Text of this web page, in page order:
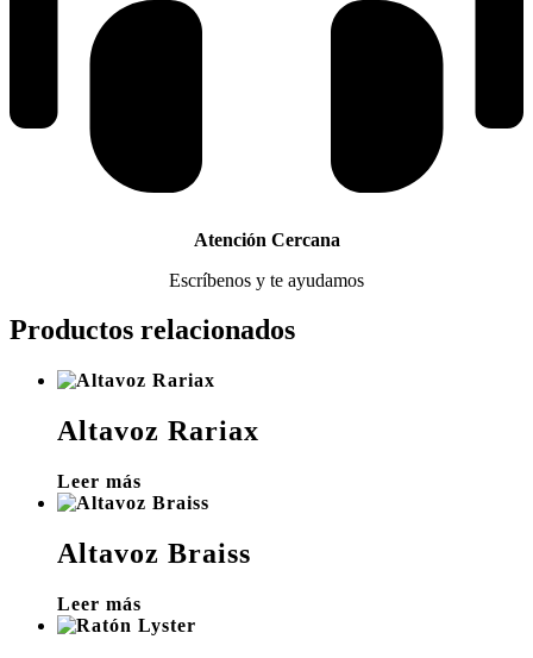
Atención Cercana
Escríbenos y te ayudamos
Productos relacionados
Altavoz Rariax
Leer más
Altavoz Braiss
Leer más